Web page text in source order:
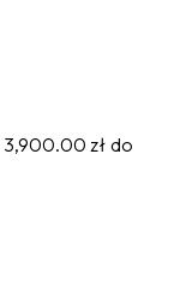
3,900.00 zł do